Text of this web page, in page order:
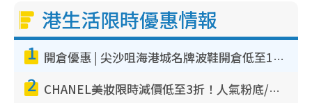
港生活限時優惠情報
1 開倉優惠 | 尖沙咀海港城名牌波鞋開倉低至1折！On鞋$899起／Joy&Peace鞋履$98起
2 CHANEL美妝限時減價低至3折！人氣粉底/唇膏/精華液低至$275！COCO香水都有平